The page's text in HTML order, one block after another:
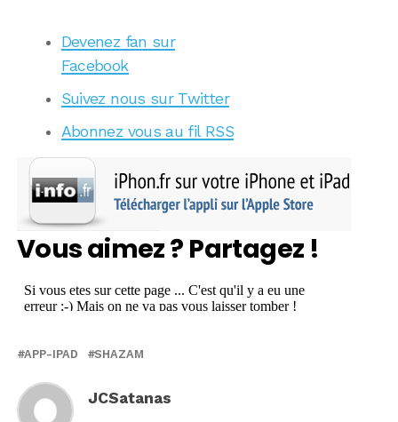
Devenez fan sur
Facebook
Suivez nous sur Twitter
Abonnez vous au fil RSS
Vous aimez ? Partagez !
APP-IPAD SHAZAM
JCSatanas